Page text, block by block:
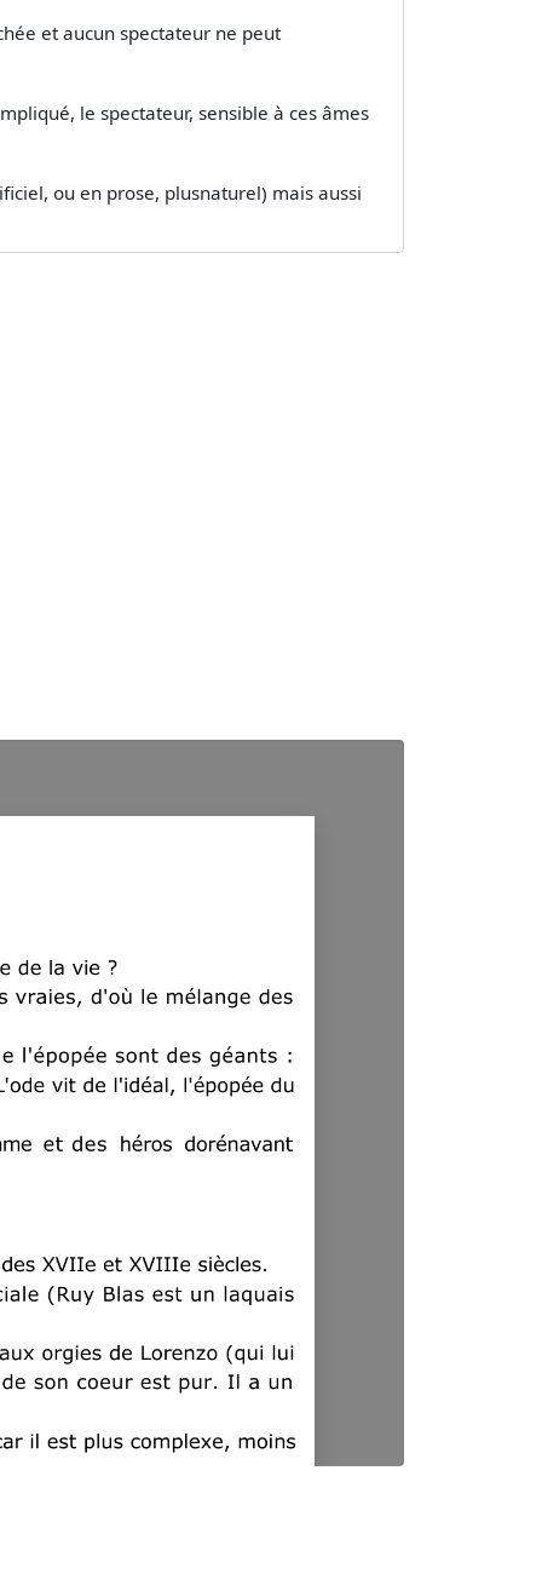
et aucun spectateur ne peut
le spectateur, sensible à ces âmes
ou en prose, plusnaturel) mais aussi